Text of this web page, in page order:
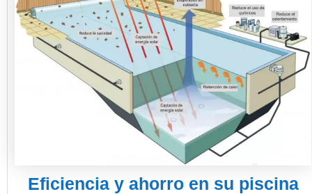
Eficiencia y ahorro en su piscina